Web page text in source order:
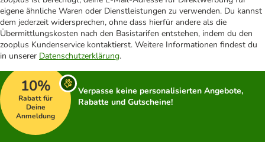
eigene ähnliche Waren oder Dienstleistungen zu verwenden. Du kannst
dem jederzeit widersprechen, ohne dass hierfür andere als die
Übermittlungskosten nach den Basistarifen entstehen, indem du den
zooplus Kundenservice kontaktierst. Weitere Informationen findest du
in unserer Datenschutzerklärung.
10%
Rabatt für
Deine
Anmeldung
Verpasse keine personalisierten Angebote,
Rabatte und Gutscheine!